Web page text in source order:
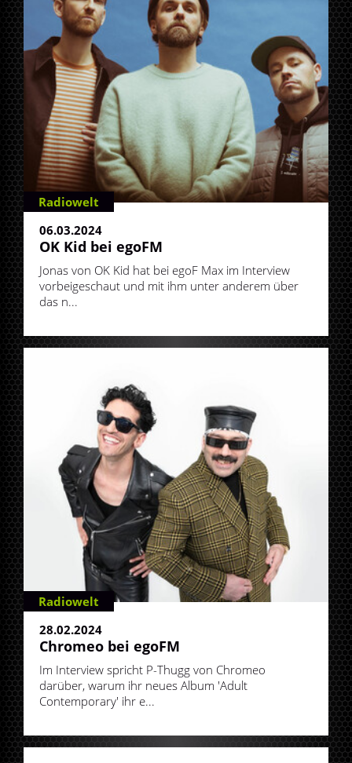
Radiowelt
06.03.2024
OK Kid bei egoFM
Jonas von OK Kid hat bei egoF Max im Interview
vorbeigeschaut und mit ihm unter anderem über
das n...
Radiowelt
28.02.2024
Chromeo bei egoFM
Im Interview spricht P-Thugg von Chromeo
darüber, warum ihr neues Album 'Adult
Contemporary' ihr e...